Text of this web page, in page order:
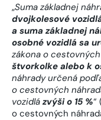
„Suma základnej
dvojkolesové
a suma základnej
osobné vozidlá sa
zákona o
štvorkolke alebo k
náhrady určená
o cestovných
vozidlá zvýši o 15 %“
o cestovných